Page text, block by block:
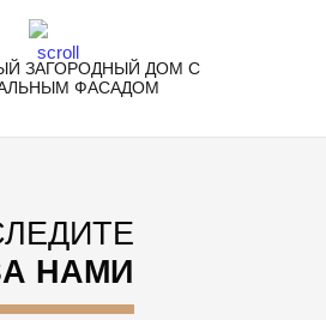
ЗАГОРОДНЫЙ ДОМ С
ФАСАДОМ
НАМИ